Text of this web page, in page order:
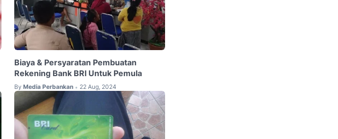
Biaya & Persyaratan Pembuatan
Rekening Bank BRI Untuk Pemula
By Media Perbankan • 22 Aug, 2024